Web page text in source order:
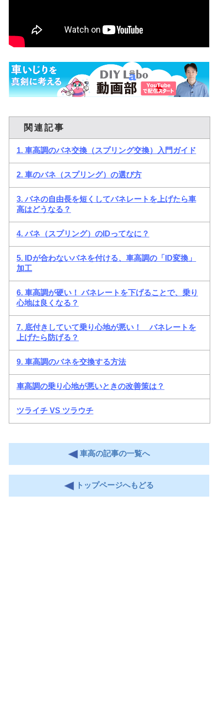
関連記事
1. 車高調のバネ交換（スプリング交換）入門ガイド
2. 車のバネ（スプリング）の選び方
3. バネの自由長を短くしてバネレートを上げたら車
高はどうなる？
4. バネ（スプリング）のIDってなに？
5. IDが合わないバネを付ける、車高調の「ID変換」
加工
6. 車高調が硬い！ バネレートを下げることで、乗り
心地は良くなる？
7. 底付きしていて乗り心地が悪い！ バネレートを
上げたら防げる？
9. 車高調のバネを交換する方法
車高調の乗り心地が悪いときの改善策は？
ツライチ VS ツラウチ
車高の記事の一覧へ
トップページへもどる